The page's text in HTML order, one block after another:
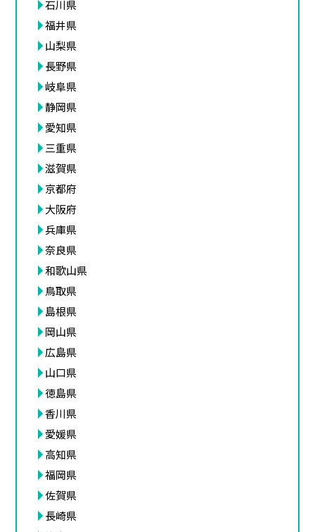
石川県
福井県
山梨県
長野県
岐阜県
静岡県
愛知県
三重県
滋賀県
京都府
大阪府
兵庫県
奈良県
和歌山県
鳥取県
島根県
岡山県
広島県
山口県
徳島県
香川県
愛媛県
高知県
福岡県
佐賀県
長崎県